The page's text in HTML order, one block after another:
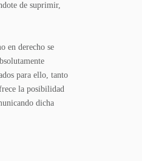
de suprimir,
en derecho se
para ello, tanto
la posibilidad
dicha